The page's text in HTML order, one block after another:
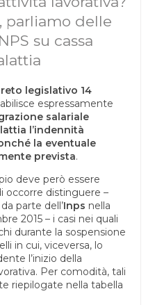
parliamo delle
su cassa
legislativo 14
espressamente
salariale
l’indennità
la eventuale
prevista.
deve però essere
occorre distinguere –
parte dell’Inps nella
2015 – i casi nei quali
durante la sospensione
in cui, viceversa, lo
l’inizio della
Per comodità, tali
riepilogate nella tabella